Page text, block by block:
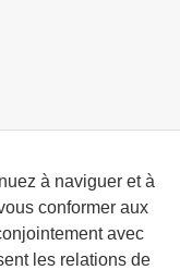
à naviguer et à
conformer aux
avec
les relations de